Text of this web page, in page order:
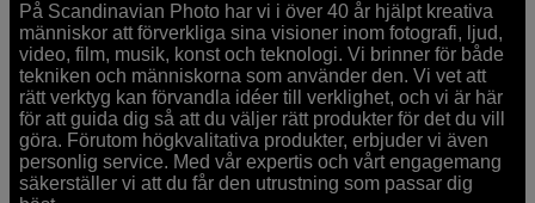
På Scandinavian Photo har vi i över 40 år hjälpt kreativa
människor att förverkliga sina visioner inom fotografi, ljud,
video, film, musik, konst och teknologi. Vi brinner för både
tekniken och människorna som använder den. Vi vet att
rätt verktyg kan förvandla idéer till verklighet, och vi är här
för att guida dig så att du väljer rätt produkter för det du vill
göra. Förutom högkvalitativa produkter, erbjuder vi även
personlig service. Med vår expertis och vårt engagemang
säkerställer vi att du får den utrustning som passar dig